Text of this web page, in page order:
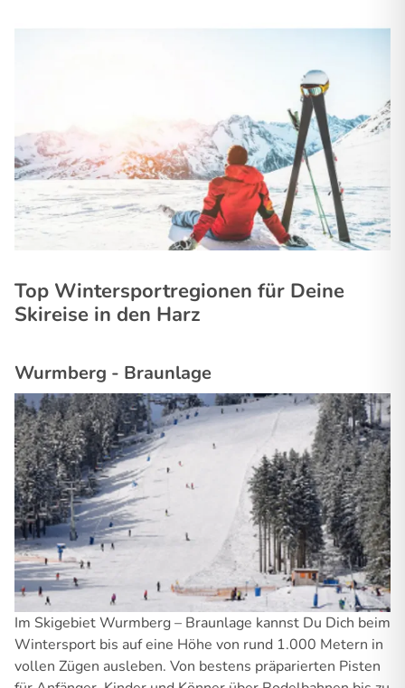
Top Wintersportregionen für Deine
Skireise in den Harz
Wurmberg - Braunlage
Im Skigebiet Wurmberg – Braunlage kannst Du Dich beim
Wintersport bis auf eine Höhe von rund 1.000 Metern in
vollen Zügen ausleben. Von bestens präparierten Pisten